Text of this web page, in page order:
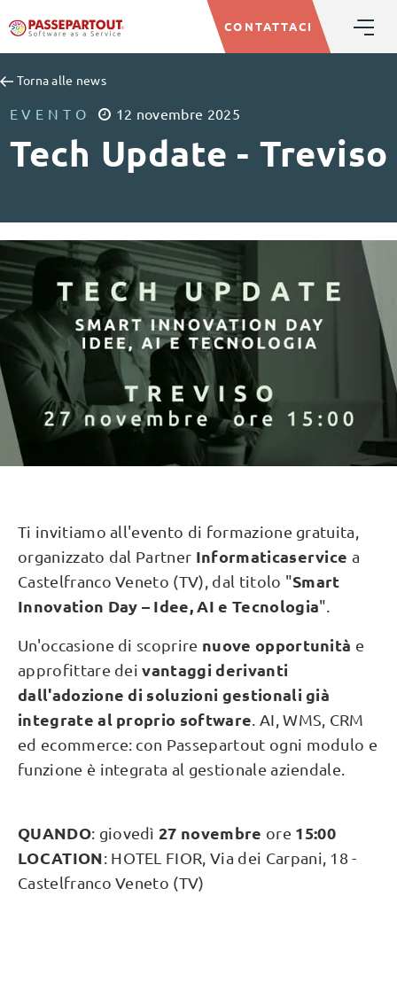
CONTATTACI
Torna alle news
EVENTO 12 novembre 2025
Tech Update - Treviso
Ti invitiamo all'evento di formazione gratuita,
organizzato dal Partner Informaticaservice a
Castelfranco Veneto (TV), dal titolo "Smart
Innovation Day – Idee, AI e Tecnologia".
Un'occasione di scoprire nuove opportunità e
approfittare deivantaggi derivanti
dall'adozione di soluzioni gestionali già
integrate al proprio software . AI, WMS, CRM
ed ecommerce: con Passepartout ogni modulo e
funzione è integrata al gestionale aziendale.
QUANDO: giovedì27 novembre ore 15:00
LOCATION: HOTEL FIOR, Via dei Carpani, 18 -
Castelfranco Veneto (TV)